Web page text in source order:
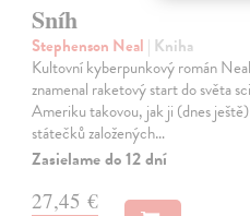
Sníh
Stephenson Neal | Kniha
Kultovní kyberpunkový román
znamenal raketový start do světa
Ameriku takovou, jak ji (dnes
státečků založených…
Zasielame do 12 dní
27,45 €